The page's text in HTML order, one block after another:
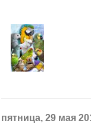
пятница, 29 мая